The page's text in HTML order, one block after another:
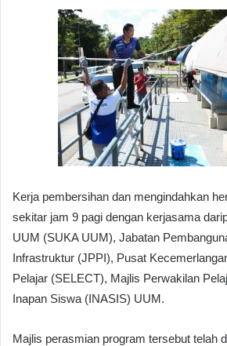
Kerja pembersihan dan mengindahkan
sekitar jam 9 pagi dengan kerjasama
UUM (SUKA UUM), Jabatan
Infrastruktur (JPPI), Pusat
Pelajar (SELECT), Majlis Perwakilan
Inapan Siswa (INASIS) UUM.
Majlis perasmian program tersebut telah